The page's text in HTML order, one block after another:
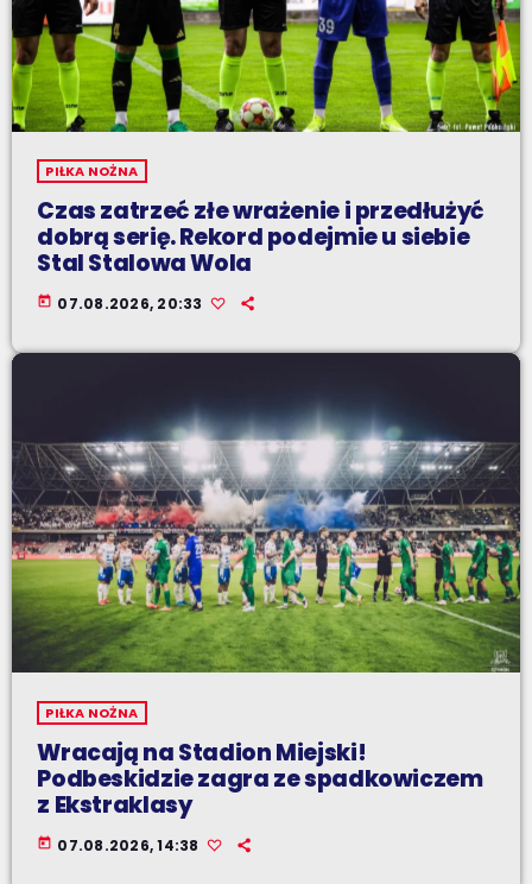
PIŁKA NOŻNA
Czas zatrzeć złe wrażenie i przedłużyć
dobrą serię. Rekord podejmie u siebie
Stal Stalowa Wola
today 07.08.2026, 20:33
PIŁKA NOŻNA
Wracają na Stadion Miejski!
Podbeskidzie zagra ze spadkowiczem
z Ekstraklasy
today 07.08.2026, 14:38